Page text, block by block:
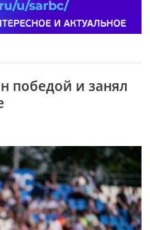
победой и занял